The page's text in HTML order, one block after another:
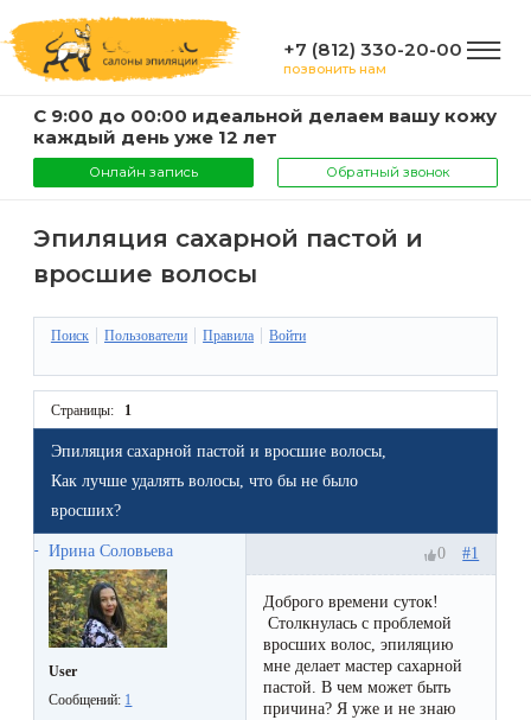
+7 (812) 330-20-00
позвонить нам
С 9:00 до 00:00 идеальной делаем вашу кожу
каждый день уже 12 лет
Онлайн запись Обратный звонок
ГЛАВНАЯ
Услуги
Эпиляция
воском
Шугаринг
Мужская
депиляция
Бикини-
О
компании
Мастера
Отзывы
Материалы
инструменты
ИНФОРМАЦИЯ
Фото
Видео
Вопросы-
ответы
Статьи
ВАЖНО
Подготовка
процедуре
воском
КОНТАКТЫ
Эпиляция сахарной пастой и
вросшие волосы
Поиск Пользователи Правила Войти
Страницы: 1
Эпиляция сахарной пастой и вросшие волосы,
Как лучше удалять волосы, что бы не было
вросших?
Ирина Соловьева
User
Сообщений: 1
#1
0
Доброго времени суток!
Столкнулась с проблемой
вросших волос, эпиляцию
мне делает мастер сахарной
пастой. В чем может быть
причина? Я уже и не знаю